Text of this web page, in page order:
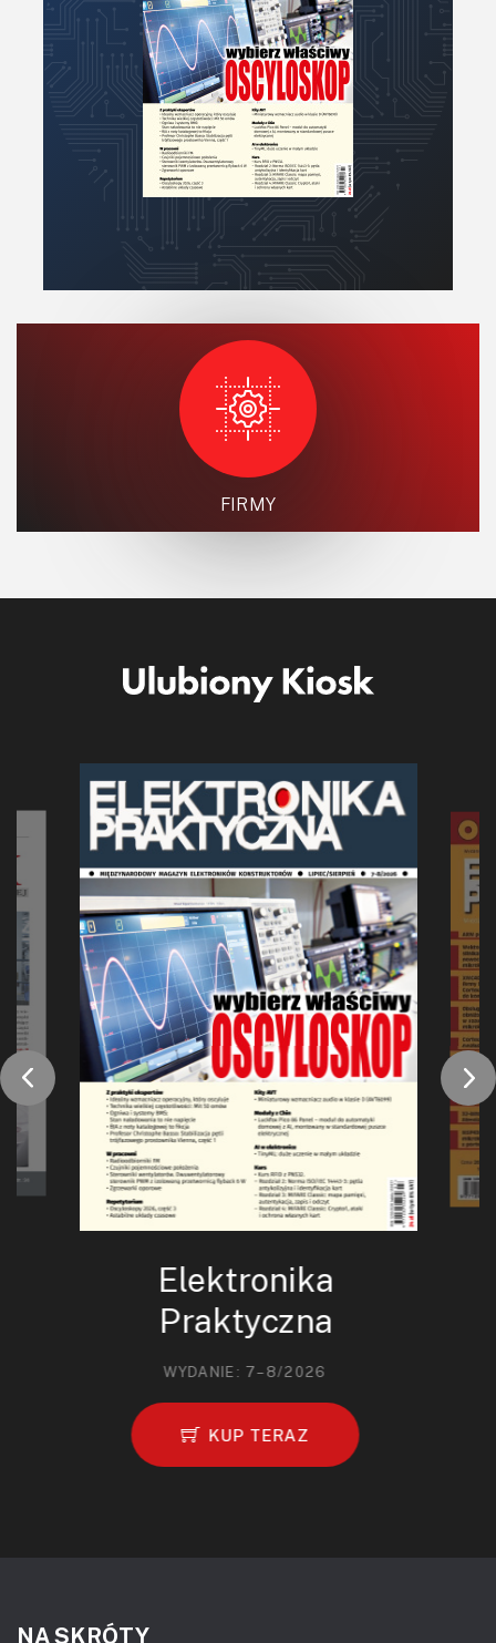
FIRMY
Elektronika
Praktyczna
WYDANIE: 7–8/2026
KUP TERAZ
NA SKRÓTY